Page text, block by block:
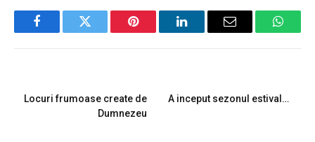
FacebookTwitter Pinterest LinkedInEmail
Locuri frumoase create de
Dumnezeu
A inceput sezonul estival…